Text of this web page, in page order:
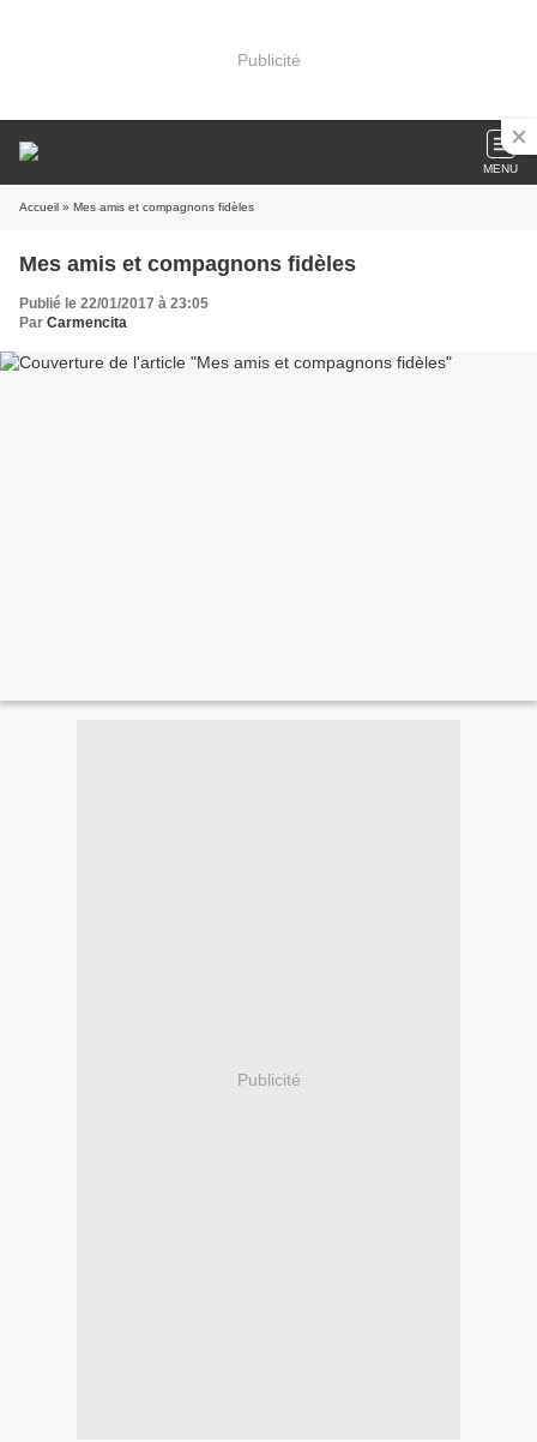
Publicité
MENU
Accueil » Mes amis et compagnons fidèles
Mes amis et compagnons fidèles
Publié le 22/01/2017 à 23:05
Par Carmencita
Publicité